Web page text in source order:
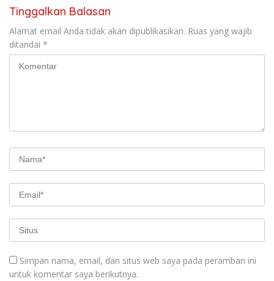
Tinggalkan Balasan
Alamat email Anda tidak akan dipublikasikan. Ruas yang wajib
ditandai *
Simpan nama, email, dan situs web saya pada peramban ini
untuk komentar saya berikutnya.